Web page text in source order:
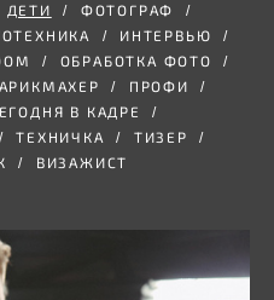
ДЕТИ
ФОТОГРАФ
ИНТЕРВЬЮ
ОБРАБОТКА ФОТО
ПРОФИ
В КАДРЕ
ТЕХНИЧКА
ТИЗЕР
ВИЗАЖИСТ